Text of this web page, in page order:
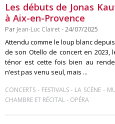
Les débuts de Jonas
à Aix-en-Provence
Par Jean-Luc Clairet- 24/07/2025
Attendu comme le loup blanc
de son Otello de concert en 2023,
ténor est cette fois bien au
n’est pas venu seul, mais ...
CONCERTS - FESTIVALS- LA SCÈNE -
CHAMBRE ET RÉCITAL- OPÉRA